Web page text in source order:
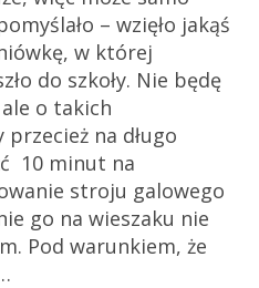
– wzięło jakąś
w której
do szkoły. Nie będę
o takich
na długo
10 minut na
stroju galowego
go na wieszaku nie
Pod warunkiem, że